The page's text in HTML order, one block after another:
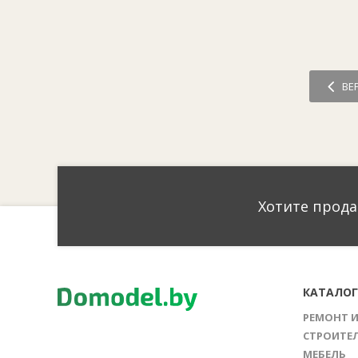
Хотите
КАТАЛОГ
РЕМОНТ
МЕБЕЛЬ